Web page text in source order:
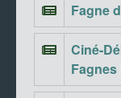
Fagne
Ciné-
Fagnes